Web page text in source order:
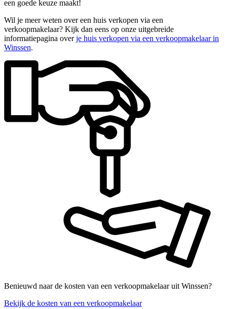
een goede keuze maakt!
Wil je meer weten over een huis verkopen via een
verkoopmakelaar? Kijk dan eens op onze uitgebreide
informatiepagina overje huis verkopen via een verkoopmakelaar in
Winssen.
Benieuwd naar de kosten van een verkoopmakelaar uit Winssen?
Bekijk de kosten van een verkoopmakelaar